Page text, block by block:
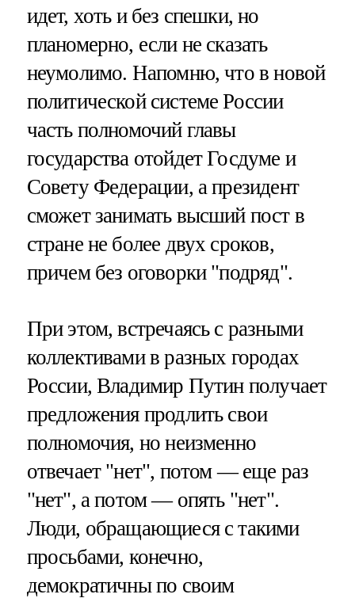
идет, хоть и без спешки, но
планомерно, если не сказать
неумолимо. Напомню, что в новой
политической системе России
часть полномочий главы
государства отойдет Госдуме и
Совету Федерации, а президент
сможет занимать высший пост в
стране не более двух сроков,
причем без оговорки "подряд".
При этом, встречаясь с разными
коллективами в разных городах
России, Владимир Путин получает
предложения продлить свои
полномочия, но неизменно
отвечает "нет", потом — еще раз
"нет", а потом — опять "нет".
Люди, обращающиеся с такими
просьбами, конечно,
демократичны по своим